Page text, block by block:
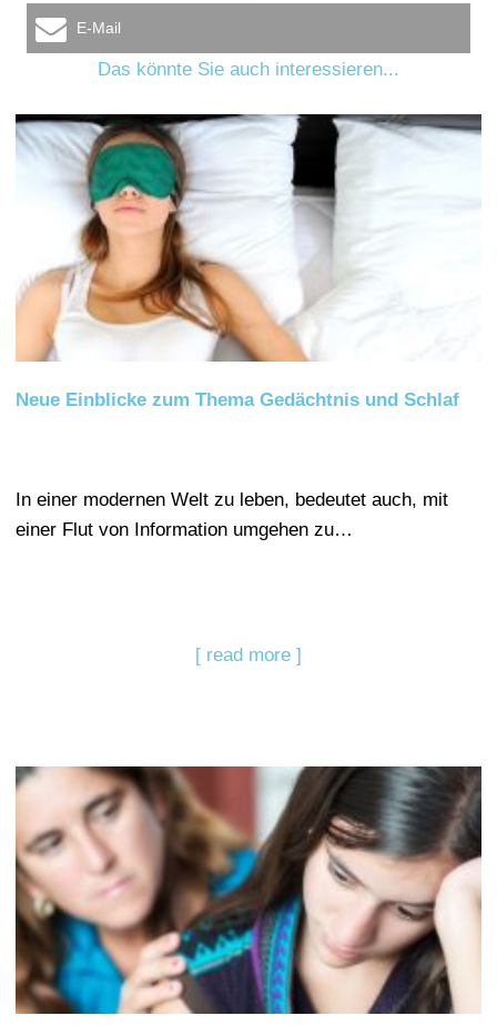
E-Mail
Das könnte Sie auch interessieren...
Neue Einblicke zum Thema Gedächtnis und Schlaf
In einer modernen Welt zu leben, bedeutet auch, mit
einer Flut von Information umgehen zu…
[ read more ]